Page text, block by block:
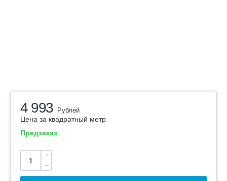
4 993 Рублей
Цена за квадратный метр
Предзаказ
+
−